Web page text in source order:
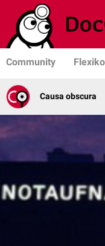
Community
Causa obscura